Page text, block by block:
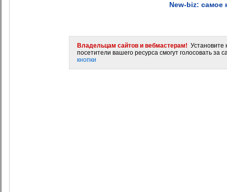
New-biz: самое
Владельцам сайтов и вебмастерам! Установите
посетители вашего ресурса смогут голосовать за
кнопки